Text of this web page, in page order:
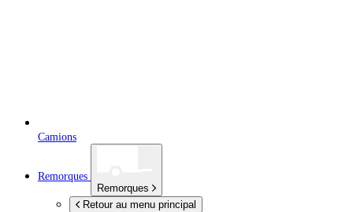
Camions
Remorques
Remorques
Retour au menu principal